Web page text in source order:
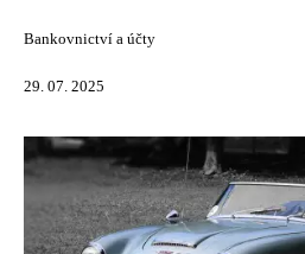
Bankovnictví a účty
29. 07. 2025